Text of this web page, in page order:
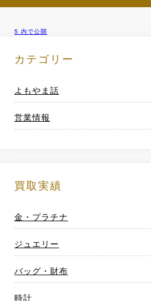
投
稿
ビ
ゲ
ン
5 内で公開
カテゴリー
よもやま話
営業情報
買取実績
金・プラチナ
ジュエリー
バッグ・財布
時計